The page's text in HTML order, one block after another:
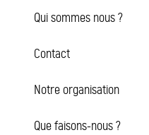
Qui sommes nous ?
Contact
Notre organisation
Que faisons-nous ?